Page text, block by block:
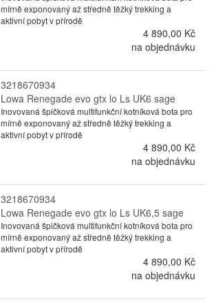
mírně exponovaný až středně těžký trekking a
aktivní pobyt v přírodě
4 890,00 Kč
na objednávku
3218670934
Lowa Renegade evo gtx lo Ls UK6 sage
Inovovaná špičková multifunkční kotníková bota pro
mírně exponovaný až středně těžký trekking a
aktivní pobyt v přírodě
4 890,00 Kč
na objednávku
3218670934
Lowa Renegade evo gtx lo Ls UK6,5 sage
Inovovaná špičková multifunkční kotníková bota pro
mírně exponovaný až středně těžký trekking a
aktivní pobyt v přírodě
4 890,00 Kč
na objednávku